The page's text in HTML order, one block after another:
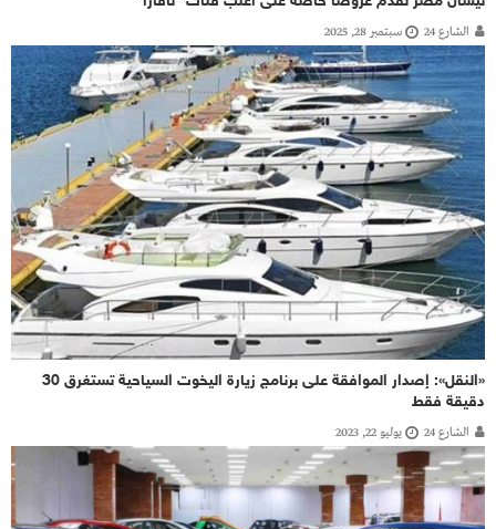
الشارع 24 سبتمبر 28, 2025
«النقل»: إصدار الموافقة على برنامج زيارة اليخوت السياحية تستغرق 30
دقيقة فقط
الشارع 24 يوليو 22, 2023